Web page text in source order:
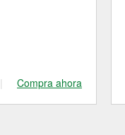
| Compra ahora